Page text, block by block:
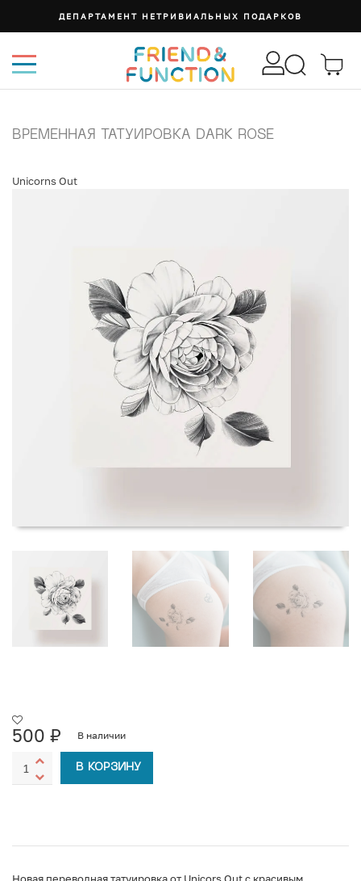
ДЕПАРТАМЕНТ НЕТРИВИАЛЬНЫХ ПОДАРКОВ
ВРЕМЕННАЯ ТАТУИРОВКА DARK ROSE
Unicorns Out
500 ₽ В наличии
В КОРЗИНУ